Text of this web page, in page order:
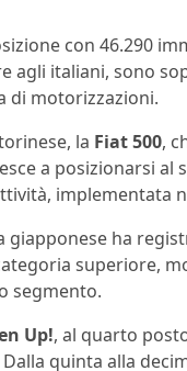
con 46.290
agli italiani, sono
di motorizzazioni.
la Fiat 500,
a posizionarsi al
implementata
giapponese ha
superiore,
segmento.
Up!, al quarto
quinta alla